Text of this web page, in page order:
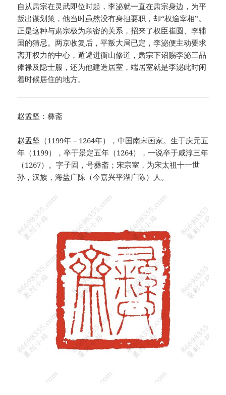
自从肃宗在灵武即位时起，李泌就一直在肃宗身边，为平
叛出谋划策，他当时虽然没有身担要职，却“权逾宰相”。
正是这种与肃宗极为亲密的关系，招来了权臣崔圆、李辅
国的猜忌。两京收复后，平叛大局已定，李泌便主动要求
离开权力的中心，遁避进衡山修道，肃宗下诏赐李泌三品
俸禄及隐士服，还为他建造居室，端居室就是李泌此时闲
着时候居住的地方。
赵孟坚：彝斋
赵孟坚（1199年－1264年），中国南宋画家。生于庆元五
年（1199），卒于景定五年（1264），一说卒于咸淳三年
（1267）。字子固，号彝斋；宋宗室，为宋太祖十一世
孙，汉族，海盐广陈（今嘉兴平湖广陈）人。